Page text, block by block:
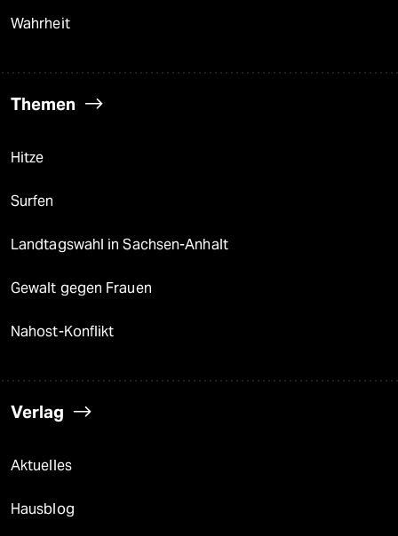
Wahrheit
Themen
Hitze
Surfen
Landtagswahl in Sachsen-Anhalt
Gewalt gegen Frauen
Nahost-Konflikt
Verlag
Aktuelles
Hausblog